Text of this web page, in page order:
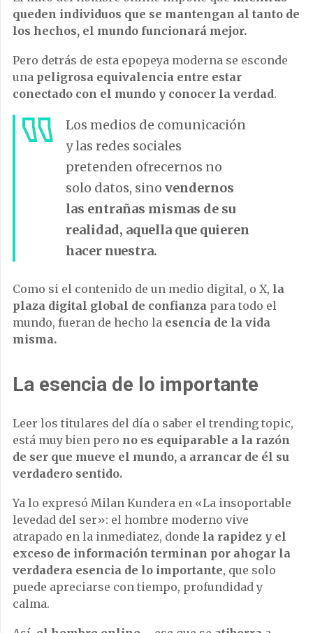
queden individuos que se mantengan al tanto de
los hechos, el mundo funcionará mejor.
Pero detrás de esta epopeya moderna se esconde
una peligrosa equivalencia entre estar
conectado con el mundo y conocer la verdad.
Los medios de comunicación
y las redes sociales
pretenden ofrecernos no
solo datos, sino vendernos
las entrañas mismas de su
realidad, aquella que quieren
hacer nuestra.
Como si el contenido de un medio digital, o X, la
plaza digital global de confianza para todo el
mundo, fueran de hecho la esencia de la vida
misma.
La esencia de lo importante
Leer los titulares del día o saber el trending topic,
está muy bien pero no es equiparable a la razón
de ser que mueve el mundo, a arrancar de él su
verdadero sentido.
Ya lo expresó Milan Kundera en «La insoportable
levedad del ser»: el hombre moderno vive
atrapado en la inmediatez, donde la rapidez y el
exceso de información terminan por ahogar la
verdadera esencia de lo importante, que solo
puede apreciarse con tiempo, profundidad y
calma.